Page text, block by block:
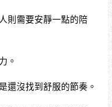
則需要安靜一點的陪
。
還沒找到舒服的節奏。